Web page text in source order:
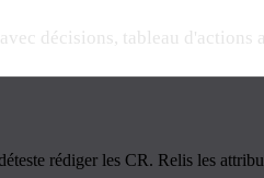
décisions, tableau
rédiger les CR. Relis les